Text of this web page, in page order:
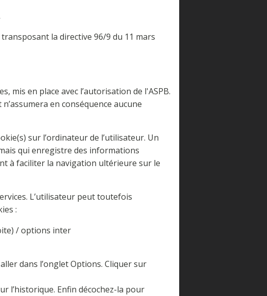
la directive 96/9 du 11 mars
mis en place avec l’autorisation de l'ASPB.
en conséquence aucune
sur l’ordinateur de l’utilisateur. Un
qui enregistre des informations
à faciliter la navigation ultérieure sur le
L’utilisateur peut toutefois
:
/ options inter
dans l’onglet Options. Cliquer sur
l’historique. Enfin décochez-la pour